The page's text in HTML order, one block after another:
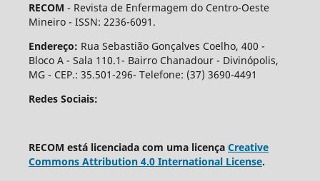
RECOM - Revista de Enfermagem do Centro-Oeste
Mineiro - ISSN: 2236-6091.
Endereço: Rua Sebastião Gonçalves Coelho, 400 -
Bloco A - Sala 110.1- Bairro Chanadour - Divinópolis,
MG - CEP.: 35.501-296- Telefone: (37) 3690-4491
Redes Sociais:
RECOM está licenciada com uma licença Creative
Commons Attribution 4.0 International License.